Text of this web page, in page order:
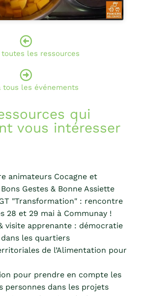
toutes les ressources
tous les événements
qui
vous intéresser
animateurs Cocagne et
Gestes & Bonne Assiette
"Transformation" : rencontre
28 et 29 mai à Communay !
visite apprenante : démocratie
les quartiers
de l’Alimentation pour
pour prendre en compte les
personnes dans les projets